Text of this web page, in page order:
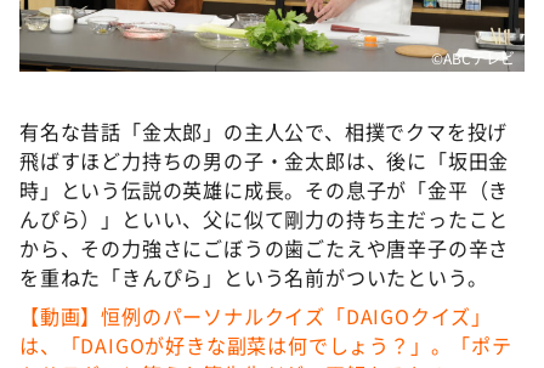
©ABCテレビ
有名な昔話「金太郎」の主人公で、相撲でクマを投げ
飛ばすほど力持ちの男の子・金太郎は、後に「坂田金
時」という伝説の英雄に成長。その息子が「金平（き
んぴら）」といい、父に似て剛力の持ち主だったこと
から、その力強さにごぼうの歯ごたえや唐辛子の辛さ
を重ねた「きんぴら」という名前がついたという。
【動画】恒例のパーソナルクイズ「DAIGOクイズ」
は、「DAIGOが好きな副菜は何でしょう？」。「ポテ